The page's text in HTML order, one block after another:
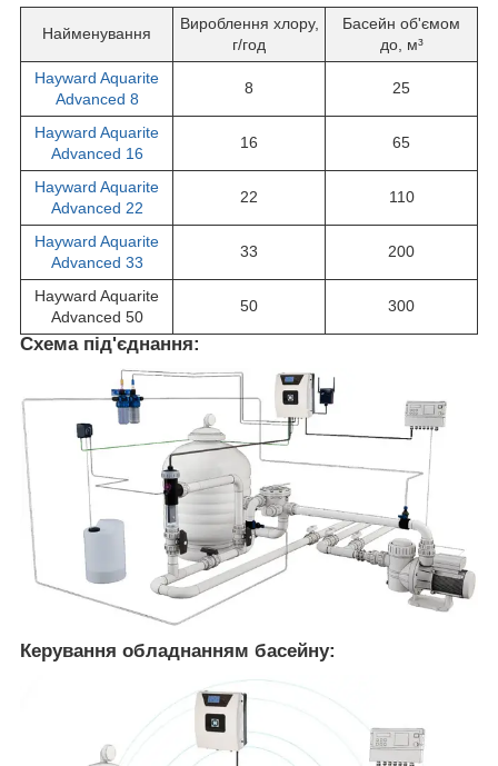
Найменування
Вироблення хлору,
г/год
Басейн об'ємом
до, м³
Hayward Aquarite
Advanced 8
8 25
Hayward Aquarite
Advanced 16
16 65
Hayward Aquarite
Advanced 22
22 110
Hayward Aquarite
Advanced 33
33 200
Hayward Aquarite
Advanced 50
50 300
Схема під'єднання:
Керування обладнанням басейну: